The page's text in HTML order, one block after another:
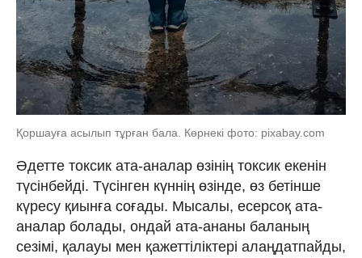
Қоршауға асылып тұрған бала. Көрнекі фото: pixabay.com
Әдетте токсик ата-аналар өзінің токсик екенін
түсінбейді. Түсінген күннің өзінде, өз бетінше
күресу қиынға соғады. Мысалы, есерсоқ ата-
аналар болады, ондай ата-ананы баланың
сезімі, қалауы мен қажеттіліктері алаңдатпайды,